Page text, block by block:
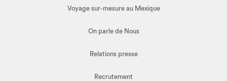
Voyage sur-mesure au Mexique
On parle de Nous
Relations presse
Recrutement